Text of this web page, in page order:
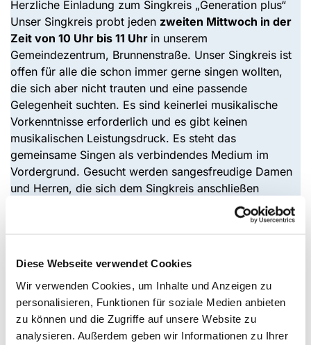
Diese Webseite verwendet Cookies
Wir verwenden Cookies, um Inhalte und Anzeigen zu
personalisieren, Funktionen für soziale Medien anbieten
zu können und die Zugriffe auf unsere Website zu
analysieren. Außerdem geben wir Informationen zu Ihrer
Herzliche Einladung zum Singkreis „Generation plus“
Unser Singkreis probt jeden zweiten Mittwoch in der
Zeit von 10 Uhr bis 11 Uhr in unserem
Gemeindezentrum, Brunnenstraße. Unser Singkreis ist
offen für alle die schon immer gerne singen wollten,
die sich aber nicht trauten und eine passende
Gelegenheit suchten. Es sind keinerlei musikalische
Vorkenntnisse erforderlich und es gibt keinen
musikalischen Leistungsdruck. Es steht das
gemeinsame Singen als verbindendes Medium im
Vordergrund. Gesucht werden sangesfreudige Damen
und Herren, die sich dem Singkreis anschließen
möchten. Letztes Jahr beim Adventscafè hatte der
Singkreis seine Premiere in unserer Gemeinde als
aktive Vorsängergruppe. Bei solchen und ähnlichen
werden Volkslieder, Lieder passend zur Jahreszeit,
Lieder Querbeet sowie Schlager und andere Songs.
Probieren Sie es doch gerne mal aus! Über ein reges
Interesse freuen sich Kantor Torsten Seidemann und
die Singkreismitglieder.